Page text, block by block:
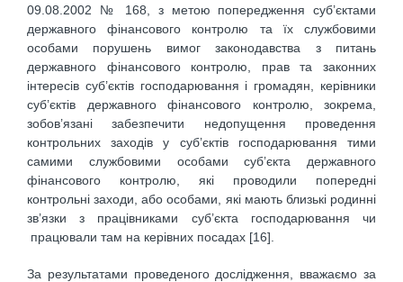
09.08.2002 № 168, з метою попередження суб’єктами
державного фінансового контролю та їх службовими
особами порушень вимог законодавства з питань
державного фінансового контролю, прав та законних
інтересів суб’єктів господарювання і громадян, керівники
суб’єктів державного фінансового контролю, зокрема,
зобов’язані забезпечити недопущення проведення
контрольних заходів у суб’єктів господарювання тими
самими службовими особами суб’єкта державного
фінансового контролю, які проводили попередні
контрольні заходи, або особами, які мають близькі родинні
зв’язки з працівниками суб’єкта господарювання чи
працювали там на керівних посадах [16].
За результатами проведеного дослідження, вважаємо за